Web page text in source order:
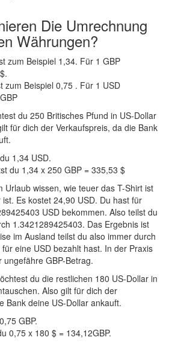
Die Umrechnung
Währungen?
zum Beispiel 1,34. Für 1 GBP
zum Beispiel 0,75 . Für 1 USD
du 250 Britisches Pfund in US-Dollar
für dich der Verkaufspreis, da die Bank
1,34 USD.
du 1,34 x 250 GBP = 335,53 $
Urlaub wissen, wie teuer das T-Shirt ist
Es kostet 24,90 USD. Du hast für
USD bekommen. Also teilst du
1.3421289425403. Das Ergebnis ist
im Ausland teilst du also immer durch
eine USD bezahlt hast. In der Praxis
GBP-Betrag.
du die restlichen 180 US-Dollar in
Also gilt für dich der
Bank deine US-Dollar ankauft.
GBP.
0,75 x 180 $ = 134,12GBP.